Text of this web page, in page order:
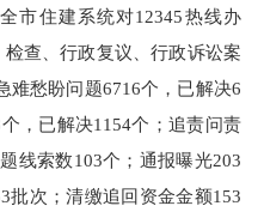
市住建系统对12345热线办
查、行政复议、行政诉讼案
难愁盼问题6716个，已解决6
，已解决1154个；追责问责
线索数103个；通报曝光203
批次；清缴追回资金金额153